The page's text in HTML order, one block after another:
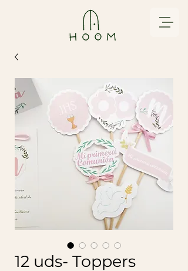
12 uds- Toppers